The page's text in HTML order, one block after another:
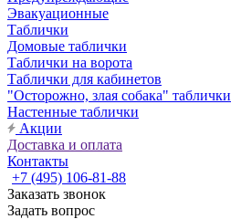
Эвакуационные
Таблички
Домовые таблички
Таблички на ворота
Таблички для кабинетов
"Осторожно, злая собака" таблички
Настенные таблички
Акции
Доставка и оплата
Контакты
+7 (495) 106-81-88
Заказать звонок
Задать вопрос